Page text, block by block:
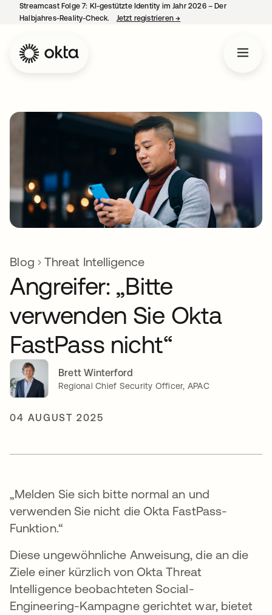
Streamcast Folge 7: KI-gestützte Identity im Jahr 2026 – Der
Halbjahres-Reality-Check.
Jetzt registrieren→
Blog Threat Intelligence
Angreifer: „Bitte
verwenden Sie Okta
FastPass nicht“
Brett Winterford
Regional Chief Security Officer, APAC
04 AUGUST 2025
„Melden Sie sich bitte normal an und
verwenden Sie nicht die Okta FastPass-
Funktion.“
Diese ungewöhnliche Anweisung, die an die
Ziele einer kürzlich von Okta Threat
Intelligence beobachteten Social-
Engineering-Kampagne gerichtet war, bietet